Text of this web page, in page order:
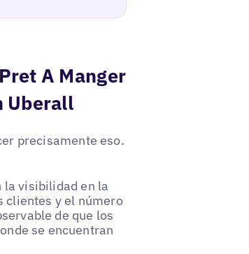
A Manger
Uberall
precisamente eso.
la visibilidad en la
clientes y el número
de que los
se encuentran